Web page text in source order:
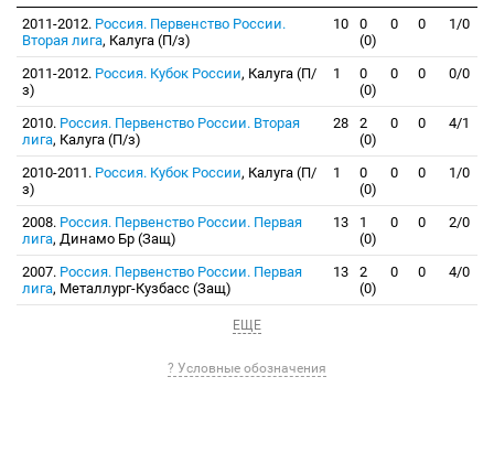
2011-2012. Россия. Первенство России.
Вторая лига, Калуга (П/з)
10
0
(0)
0 0 1/0
2011-2012. Россия. Кубок России, Калуга (П/
з)
1
0
(0)
0 0 0/0
2010. Россия. Первенство России. Вторая
лига, Калуга (П/з)
28
2
(0)
0 0 4/1
2010-2011. Россия. Кубок России, Калуга (П/
з)
1
0
(0)
0 0 1/0
2008. Россия. Первенство России. Первая
лига, Динамо Бр (Защ)
13
1
(0)
0 0 2/0
2007. Россия. Первенство России. Первая
лига, Металлург-Кузбасс (Защ)
13
2
(0)
0 0 4/0
ЕЩЕ
? Условные обозначения